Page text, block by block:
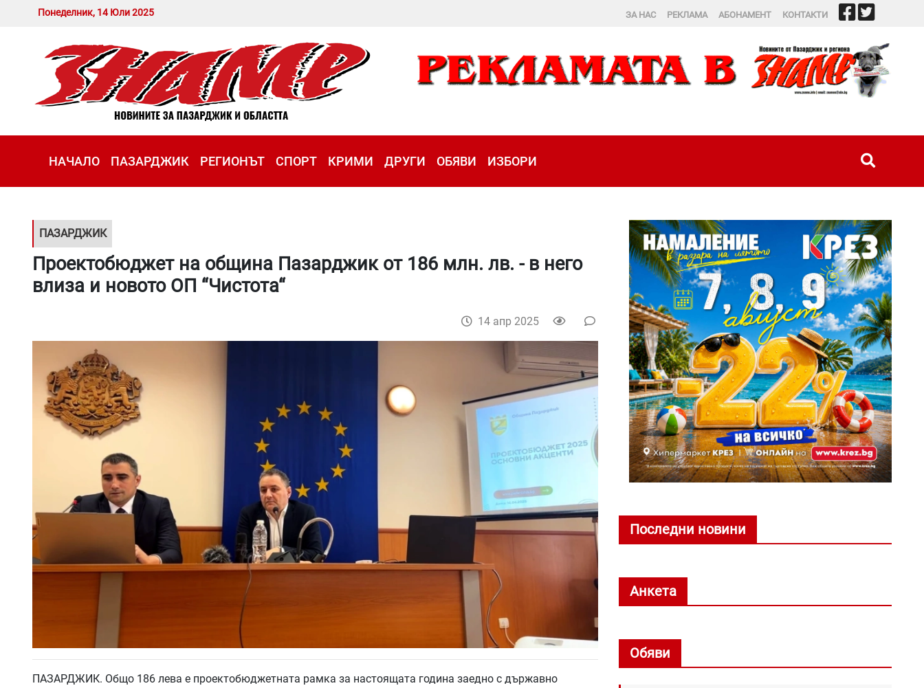
Понеделник, 14 Юли 2025 ЗА НАС РЕКЛАМА АБОНАМЕНТ КОНТАКТИ
НАЧАЛО ПАЗАРДЖИК РЕГИОНЪТ СПОРТ КРИМИ ДРУГИ ОБЯВИ ИЗБОРИ
ПАЗАРДЖИК
Проектобюджет на община Пазарджик от 186 млн. лв. - в него
влиза и новото ОП “Чистота“
14 апр 2025
ПАЗАРДЖИК. Общо 186 лева е проектобюджетната рамка за настоящата година заедно с държавно
Последни новини
Анкета
Обяви